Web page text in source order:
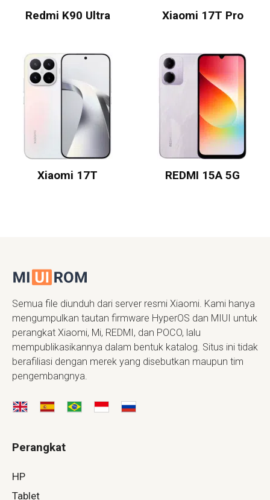
Redmi K90 Ultra Xiaomi 17T Pro
Xiaomi 17T REDMI 15A 5G
Semua file diunduh dari server resmi Xiaomi. Kami hanya
mengumpulkan tautan firmware HyperOS dan MIUI untuk
perangkat Xiaomi, Mi, REDMI, dan POCO, lalu
mempublikasikannya dalam bentuk katalog. Situs ini tidak
berafiliasi dengan merek yang disebutkan maupun tim
pengembangnya.
Perangkat
HP
Tablet